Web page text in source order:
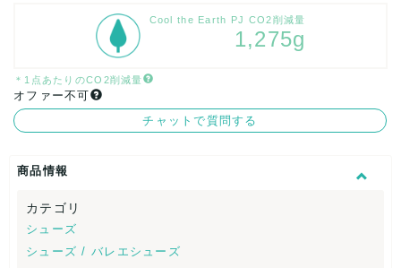
Cool the Earth PJ CO2削減量
1,275g
＊1点あたりのCO2削減量
オファー不可
チャットで質問する
商品情報
カテゴリ
シューズ
シューズ / バレエシューズ